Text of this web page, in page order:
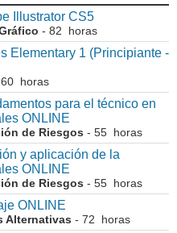
Illustrator CS5
- 82 horas
Elementary 1 (Principiante -
horas
para el técnico en
ONLINE
de Riesgos - 55 horas
y aplicación de la
ONLINE
de Riesgos - 55 horas
ONLINE
Alternativas - 72 horas